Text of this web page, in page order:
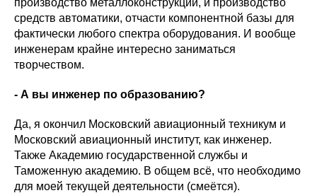
производство металлоконструкций, и производство
средств автоматики, отчасти компонентной базы для
фактически любого спектра оборудования. И вообще
инженерам крайне интересно заниматься
творчеством.
- А вы инженер по образованию?
Да, я окончил Московский авиационный техникум и
Московский авиационный институт, как инженер.
Также Академию государственной службы и
Таможенную академию. В общем всё, что необходимо
для моей текущей деятельности (смеётся).